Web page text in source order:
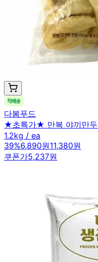
다봄푸드
★초특가★ 만복 야끼만두
1.2kg / ea
39%6,890원11,380원
쿠폰가5,237원